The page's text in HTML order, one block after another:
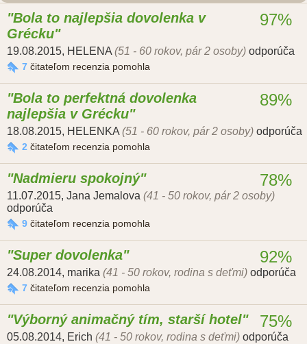
Bola to najlepšia dovolenka v
Grécku
19.08.2015, HELENA (51 - 60 rokov, pár 2 osoby) odporúča
7 čitateľom recenzia pomohla
97%
Bola to perfektná dovolenka
najlepšia v Grécku
18.08.2015, HELENKA (51 - 60 rokov, pár 2 osoby) odporúča
2 čitateľom recenzia pomohla
89%
Nadmieru spokojný
11.07.2015, Jana Jemalova (41 - 50 rokov, pár 2 osoby)
odporúča
9 čitateľom recenzia pomohla
78%
Super dovolenka
24.08.2014, marika (41 - 50 rokov, rodina s deťmi) odporúča
7 čitateľom recenzia pomohla
92%
Výborný animačný tím, starší hotel
05.08.2014, Erich (41 - 50 rokov, rodina s deťmi) odporúča
75%